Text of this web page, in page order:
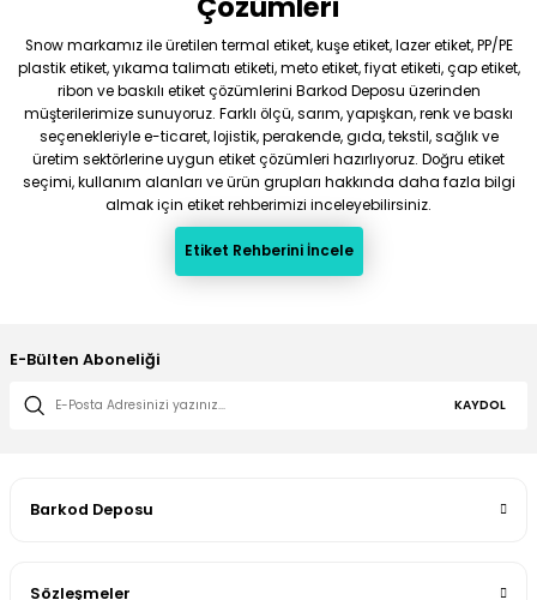
Snow markamız ile üretilen termal etiket, kuşe etiket, lazer etiket, PP/PE
plastik etiket, yıkama talimatı etiketi, meto etiket, fiyat etiketi, çap etiket,
ribon ve baskılı etiket çözümlerini Barkod Deposu üzerinden
müşterilerimize sunuyoruz. Farklı ölçü, sarım, yapışkan, renk ve baskı
seçenekleriyle e-ticaret, lojistik, perakende, gıda, tekstil, sağlık ve
üretim sektörlerine uygun etiket çözümleri hazırlıyoruz. Doğru etiket
seçimi, kullanım alanları ve ürün grupları hakkında daha fazla bilgi
almak için etiket rehberimizi inceleyebilirsiniz.
Etiket Rehberini İncele
E-Bülten Aboneliği
KAYDOL
Barkod Deposu
Sözleşmeler